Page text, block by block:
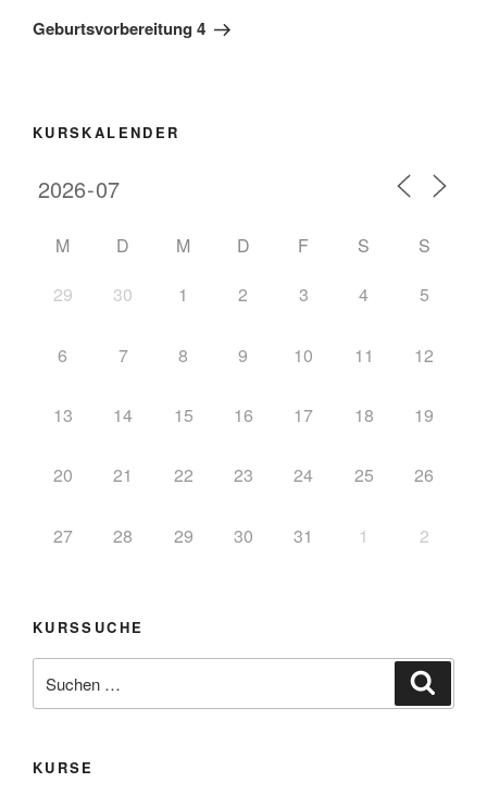
Geburtsvorbereitung 4
KURSKALENDER
M D M D F S
S
29
30 1 2 3 4 5
6 7 8 9 10 11 12
13 14 15 16 17 18 19
20 21 22 23 24 25 26
27 28 29 30 31 1 2
KURSSUCHE
KURSE